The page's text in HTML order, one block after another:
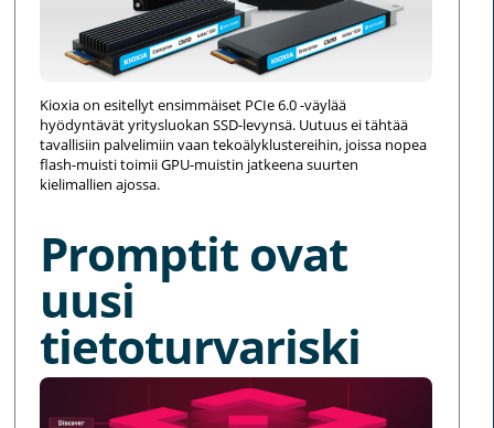
Kioxia on esitellyt ensimmäiset PCIe 6.0 -väylää
hyödyntävät yritysluokan SSD-levynsä. Uutuus ei tähtää
tavallisiin palvelimiin vaan tekoälyklustereihin, joissa nopea
flash-muisti toimii GPU-muistin jatkeena suurten
kielimallien ajossa.
Promptit ovat
uusi
tietoturvariski